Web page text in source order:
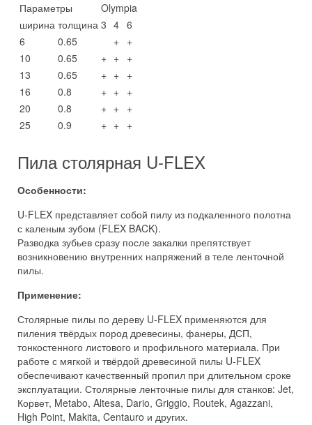
Параметры
Olympia
ширина толщина 3 4 6
6
0.65 + +
10
0.65 + + +
13
0.65 + + +
16
0.8 + + +
20
0.8 + + +
25
0.9 + + +
Пила столярная U-FLEX
Особенности:
U-FLEX представляет собой пилу из подкаленного полотна
с каленым зубом (FLEX BACK).
Разводка зубьев сразу после закалки препятствует
возникновению внутренних напряжений в теле ленточной
пилы.
Применение:
Столярные пилы по дереву U-FLEX применяются для
пиления твёрдых пород древесины, фанеры, ДСП,
тонкостенного листового и профильного материала. При
работе с мягкой и твёрдой древесиной пилы U-FLEX
обеспечивают качественный пропил при длительном сроке
эксплуатации. Столярные ленточные пилы для станков: Jet,
Корвет, Metabo, Altesa, Dario, Griggio, Routek, Agazzani,
High Point, Makita, Centauro и других.